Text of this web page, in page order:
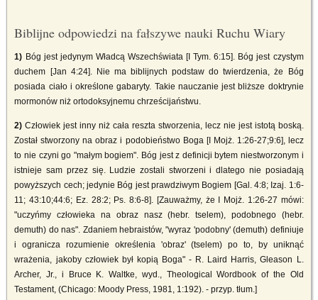
Biblijne odpowiedzi na fałszywe nauki Ruchu Wiary
1) Bóg jest jedynym Władcą Wszechświata [I Tym. 6:15]. Bóg jest czystym
duchem [Jan 4:24]. Nie ma biblijnych podstaw do twierdzenia, że Bóg
posiada ciało i określone gabaryty. Takie nauczanie jest bliższe doktrynie
mormonów niż ortodoksyjnemu chrześcijaństwu.
2) Człowiek jest inny niż cała reszta stworzenia, lecz nie jest istotą boską.
Został stworzony na obraz i podobieństwo Boga [I Mojż. 1:26-27;9:6], lecz
to nie czyni go "małym bogiem". Bóg jest z definicji bytem niestworzonym i
istnieje sam przez się. Ludzie zostali stworzeni i dlatego nie posiadają
powyższych cech; jedynie Bóg jest prawdziwym Bogiem [Gal. 4:8; Izaj. 1:6-
11; 43:10;44:6; Ez. 28:2; Ps. 8:6-8]. [Zauważmy, że I Mojż. 1:26-27 mówi:
"uczyńmy człowieka na obraz nasz (hebr. tselem), podobnego (hebr.
demuth) do nas". Zdaniem hebraistów, "wyraz 'podobny' (demuth) definiuje
i ogranicza rozumienie określenia 'obraz' (tselem) po to, by uniknąć
wrażenia, jakoby człowiek był kopią Boga" - R. Laird Harris, Gleason L.
Archer, Jr., i Bruce K. Waltke, wyd., Theological Wordbook of the Old
Testament, (Chicago: Moody Press, 1981, 1:192). - przyp. tłum.]